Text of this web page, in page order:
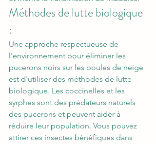
Méthodes de lutte biologique
:
Une approche respectueuse de
l'environnement pour éliminer les
pucerons noirs sur les boules de neige
est d'utiliser des méthodes de lutte
biologique. Les coccinelles et les
syrphes sont des prédateurs naturels
des pucerons et peuvent aider à
réduire leur population. Vous pouvez
attirer ces insectes bénéfiques dans